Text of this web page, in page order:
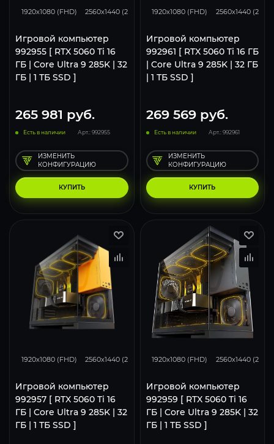
1920x1080 (FHD) 2560x1440 (2K) 3840x2160 (4K)
Игровой компьютер
992955 [ RTX 5060 Ti 16
ГБ | Core Ultra 9 285K | 32
ГБ | 1 ТБ SSD ]
265 981 руб.
Есть в наличии Арт.: 992955
КУПИТЬ
ИЗМЕНИТЬ
КОНФИГУРАЦИЮ
1920x1080 (FHD) 2560x1440 (2K)
Игровой компьютер
992961 [ RTX 5060 Ti 16 ГБ
| Core Ultra 9 285K | 32 ГБ
| 1 ТБ SSD ]
269 569руб.
Есть в наличии Арт.: 992961
КУПИТЬ
ИЗМЕНИТЬ
КОНФИГУРАЦИЮ
1920x1080 (FHD) 2560x1440 (2K) 3840x2160 (4K)
Игровой компьютер
992957 [ RTX 5060 Ti 16
ГБ | Core Ultra 9 285K | 32
ГБ | 1 ТБ SSD ]
1920x1080 (FHD) 2560x1440 (2K)
Игровой компьютер
992959 [ RTX 5060 Ti 16
ГБ | Core Ultra 9 285K | 32
ГБ | 1 ТБ SSD ]